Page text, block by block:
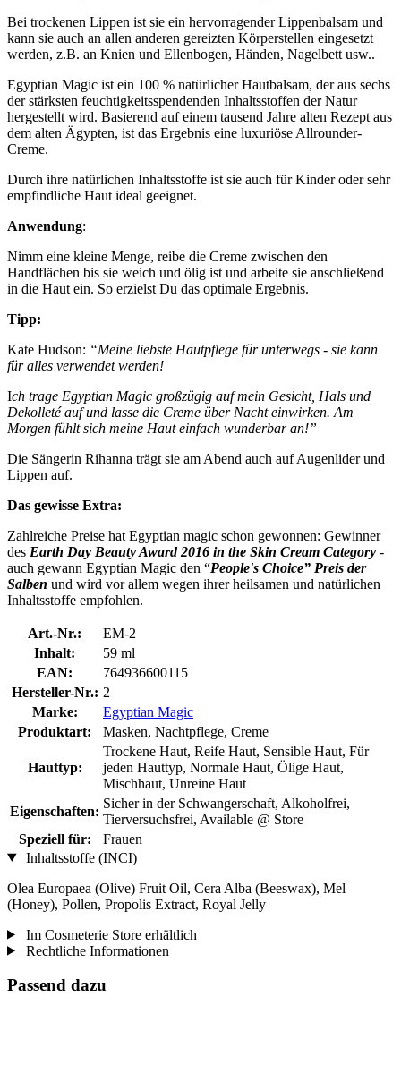
Bei trockenen Lippen ist sie ein hervorragender Lippenbalsam und
kann sie auch an allen anderen gereizten Körperstellen eingesetzt
werden, z.B. an Knien und Ellenbogen, Händen, Nagelbett usw..
Egyptian Magic ist ein 100 % natürlicher Hautbalsam, der aus sechs
der stärksten feuchtigkeitsspendenden Inhaltsstoffen der Natur
hergestellt wird. Basierend auf einem tausend Jahre alten Rezept aus
dem alten Ägypten, ist das Ergebnis eine luxuriöse Allrounder-
Creme.
Durch ihre natürlichen Inhaltsstoffe ist sie auch für Kinder oder sehr
empfindliche Haut ideal geeignet.
Anwendung:
Nimm eine kleine Menge, reibe die Creme zwischen den
Handflächen bis sie weich und ölig ist und arbeite sie anschließend
in die Haut ein. So erzielst Du das optimale Ergebnis.
Tipp:
Kate Hudson: “Meine liebste Hautpflege für unterwegs - sie kann
für alles verwendet werden!
Ich trage Egyptian Magic großzügig auf mein Gesicht, Hals und
Dekolleté auf und lasse die Creme über Nacht einwirken. Am
Morgen fühlt sich meine Haut einfach wunderbar an!”
Die Sängerin Rihanna trägt sie am Abend auch auf Augenlider und
Lippen auf.
Das gewisse Extra:
Zahlreiche Preise hat Egyptian magic schon gewonnen: Gewinner
des Earth Day Beauty Award 2016 in the Skin Cream Category -
auch gewann Egyptian Magic den “People's Choice” Preis der
Salben und wird vor allem wegen ihrer heilsamen und natürlichen
Inhaltsstoffe empfohlen.
Art.-Nr.:
EM-2
Inhalt:
59 ml
EAN:
764936600115
Hersteller-Nr.: 2
Marke:
Egyptian Magic
Produktart:
Masken, Nachtpflege, Creme
Hauttyp:
Trockene Haut, Reife Haut, Sensible Haut, Für
jeden Hauttyp, Normale Haut, Ölige Haut,
Mischhaut, Unreine Haut
Eigenschaften:
Sicher in der Schwangerschaft, Alkoholfrei,
Tierversuchsfrei, Available @ Store
Speziell für:
Frauen
Inhaltsstoffe (INCI)
Olea Europaea (Olive) Fruit Oil, Cera Alba (Beeswax), Mel
(Honey), Pollen, Propolis Extract, Royal Jelly
Im Cosmeterie Store erhältlich
Rechtliche Informationen
Passend dazu